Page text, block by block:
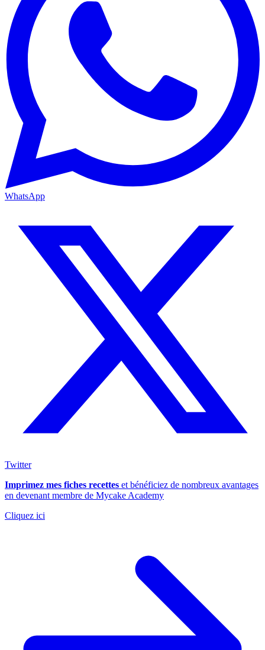
WhatsApp
Twitter
Imprimez mes fiches recettes et bénéficiez de nombreux avantages
en devenant membre de Mycake Academy
Cliquez ici